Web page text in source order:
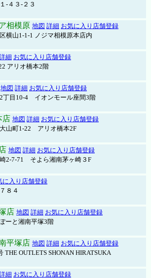
-４３-２３
相模原 地図 詳細 お気に入り店舗登録
横山1-1-1 ノジマ相模原本店内
細 お気に入り店舗登録
アリオ橋本2階
地図 詳細 お気に入り店舗登録
丁目10-4 イオンモール座間3階
店 地図 詳細 お気に入り店舗登録
山町1-22 アリオ橋本2F
地図 詳細 お気に入り店舗登録
2‐7‐71 そよら湘南茅ヶ崎３F
に入り店舗登録
８４
店 地図 詳細 お気に入り店舗登録
ーと湘南平塚3階
平塚店 地図 詳細 お気に入り店舗登録
THE OUTLETS SHONAN HIRATSUKA
細 お気に入り店舗登録